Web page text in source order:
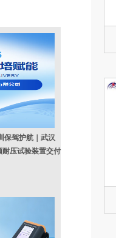
保驾护航｜武汉
耐压试验装置交付